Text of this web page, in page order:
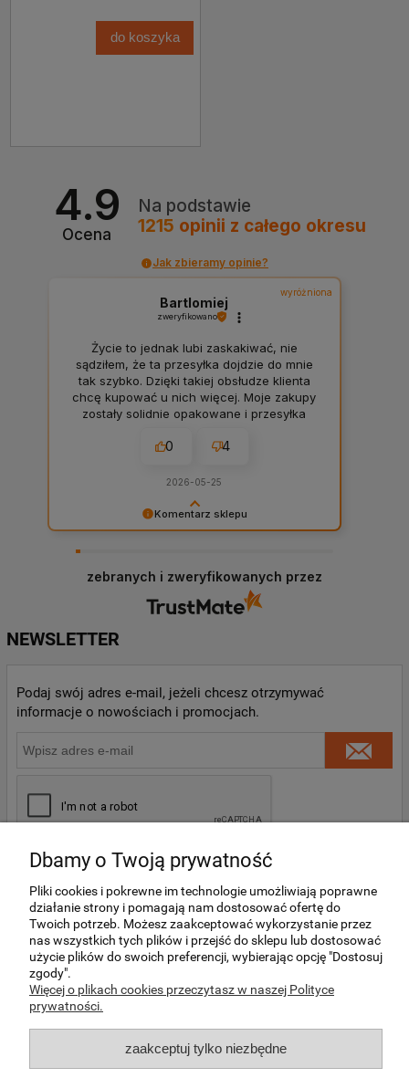
do koszyka
4.9
Ocena
Na podstawie
1215 opinii z całego okresu
Jak zbieramy opinie?
Komentarz sklepu
dziękujemy, Panie Bartłomieju. To naprawdę
wiele dla nas znaczy, że docenia Pan naszą
obsługę i jest Pan zadowolony. ❤️ Zapraszamy
wyróżniona
Bartlomiej
zweryfikowano
Życie to jednak lubi zaskakiwać, nie
sądziłem, że ta przesyłka dojdzie do mnie
tak szybko. Dzięki takiej obsłudze klienta
chcę kupować u nich więcej. Moje zakupy
zostały solidnie opakowane i przesyłka
0 4
2026-05-25
zebranych i zweryfikowanych przez
NEWSLETTER
Podaj swój adres e-mail, jeżeli chcesz otrzymywać
informacje o nowościach i promocjach.
O NAS
MOJE KONTO
Dbamy o Twoją prywatność
Pliki cookies i pokrewne im technologie umożliwiają poprawne
działanie strony i pomagają nam dostosować ofertę do
Twoich potrzeb. Możesz zaakceptować wykorzystanie przez
nas wszystkich tych plików i przejść do sklepu lub dostosować
użycie plików do swoich preferencji, wybierając opcję "Dostosuj
zgody".
Więcej o plikach cookies przeczytasz w naszej Polityce
prywatności.
zaakceptuj tylko niezbędne